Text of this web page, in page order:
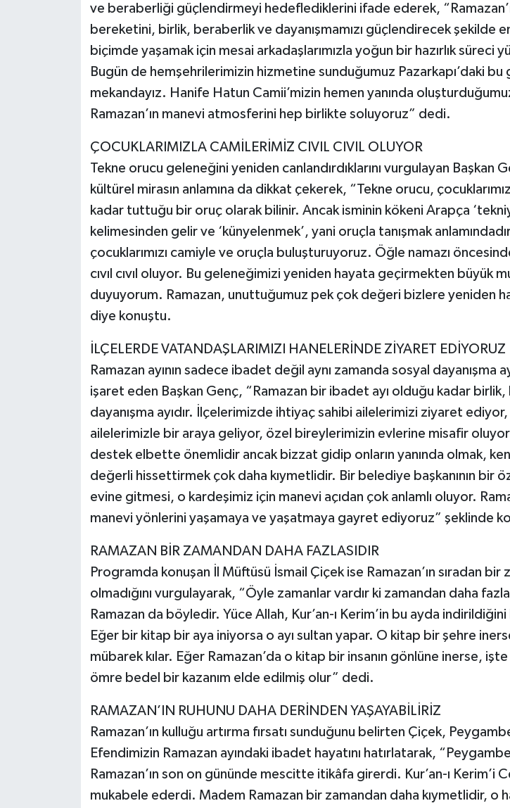
ve beraberliği güçlendirmeyi hedeflediklerini ifade ederek,
bereketini, birlik, beraberlik ve dayanışmamızı güçlendirecek şekilde
biçimde yaşamak için mesai arkadaşlarımızla yoğun bir hazırlık süreci
Bugün de hemşehrilerimizin hizmetine sunduğumuz Pazarkapı’daki bu
mekandayız. Hanife Hatun Camii’mizin hemen yanında
Ramazan’ın manevi atmosferini hep birlikte soluyoruz” dedi.
ÇOCUKLARIMIZLA CAMİLERİMİZ CIVIL CIVIL OLUYOR
Tekne orucu geleneğini yeniden canlandırdıklarını vurgulayan Başkan
kültürel mirasın anlamına da dikkat çekerek, “Tekne orucu,
kadar tuttuğu bir oruç olarak bilinir. Ancak isminin kökeni Arapça
kelimesinden gelir ve ‘künyelenmek’, yani oruçla tanışmak
çocuklarımızı camiyle ve oruçla buluşturuyoruz. Öğle namazı
cıvıl cıvıl oluyor. Bu geleneğimizi yeniden hayata geçirmekten büyük
duyuyorum. Ramazan, unuttuğumuz pek çok değeri bizlere yeniden
diye konuştu.
İLÇELERDE VATANDAŞLARIMIZI HANELERİNDE ZİYARET EDİYORUZ
Ramazan ayının sadece ibadet değil aynı zamanda sosyal dayanışma
işaret eden Başkan Genç, “Ramazan bir ibadet ayı olduğu kadar
dayanışma ayıdır. İlçelerimizde ihtiyaç sahibi ailelerimizi ziyaret
ailelerimizle bir araya geliyor, özel bireylerimizin evlerine misafir
destek elbette önemlidir ancak bizzat gidip onların yanında olmak,
değerli hissettirmek çok daha kıymetlidir. Bir belediye başkanının bir
evine gitmesi, o kardeşimiz için manevi açıdan çok anlamlı oluyor.
manevi yönlerini yaşamaya ve yaşatmaya gayret ediyoruz” şeklinde
RAMAZAN BİR ZAMANDAN DAHA FAZLASIDIR
Programda konuşan İl Müftüsü İsmail Çiçek ise Ramazan’ın sıradan bir
olmadığını vurgulayarak, “Öyle zamanlar vardır ki zamandan daha
Ramazan da böyledir. Yüce Allah, Kur’an-ı Kerim’in bu ayda
Eğer bir kitap bir aya iniyorsa o ayı sultan yapar. O kitap bir şehre
mübarek kılar. Eğer Ramazan’da o kitap bir insanın gönlüne inerse,
ömre bedel bir kazanım elde edilmiş olur” dedi.
RAMAZAN’IN RUHUNU DAHA DERİNDEN YAŞAYABİLİRİZ
Ramazan’ın kulluğu artırma fırsatı sunduğunu belirten Çiçek,
Efendimizin Ramazan ayındaki ibadet hayatını hatırlatarak,
Ramazan’ın son on gününde mescitte itikâfa girerdi. Kur’an-ı Kerim’i
mukabele ederdi. Madem Ramazan bir zamandan daha kıymetlidir, o